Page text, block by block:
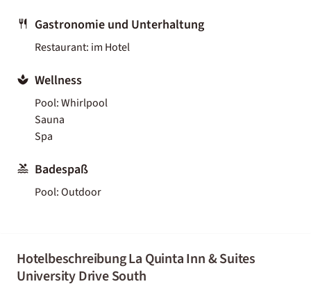
Gastronomie und Unterhaltung
Restaurant: im Hotel
Wellness
Pool: Whirlpool
Sauna
Spa
Badespaß
Pool: Outdoor
Hotelbeschreibung La Quinta Inn & Suites
University Drive South